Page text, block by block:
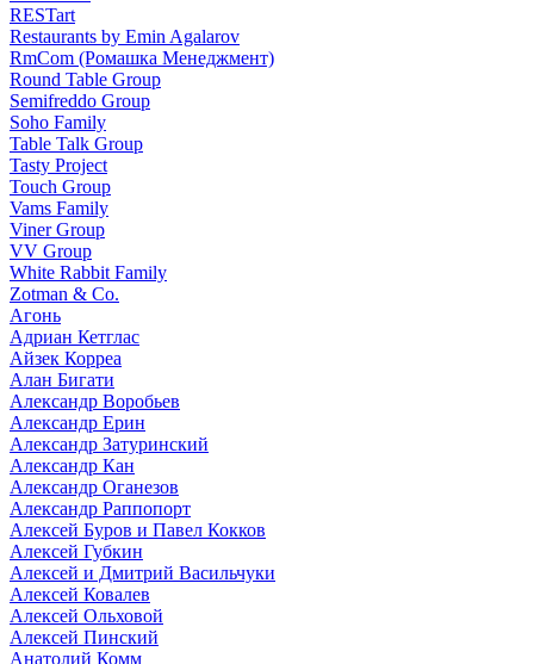
RESTart
Restaurants by Emin Agalarov
RmCom (Ромашка Менеджмент)
Round Table Group
Semifreddo Group
Soho Family
Table Talk Group
Tasty Project
Touch Group
Vams Family
Viner Group
VV Group
White Rabbit Family
Zotman & Co.
Агонь
Адриан Кетглас
Айзек Корреа
Алан Бигати
Александр Воробьев
Александр Ерин
Александр Затуринский
Александр Кан
Александр Оганезов
Александр Раппопорт
Алексей Буров и Павел Кокков
Алексей Губкин
Алексей и Дмитрий Васильчуки
Алексей Ковалев
Алексей Ольховой
Алексей Пинский
Анатолий Комм